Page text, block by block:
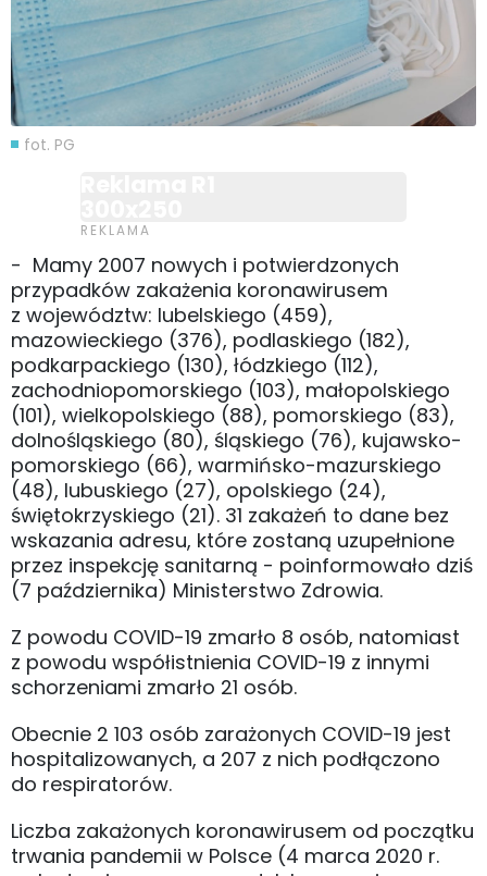
fot. PG
- Mamy 2007 nowych i potwierdzonych
przypadków zakażenia koronawirusem
z województw: lubelskiego (459),
mazowieckiego (376), podlaskiego (182),
podkarpackiego (130), łódzkiego (112),
zachodniopomorskiego (103), małopolskiego
(101), wielkopolskiego (88), pomorskiego (83),
dolnośląskiego (80), śląskiego (76), kujawsko-
pomorskiego (66), warmińsko-mazurskiego
(48), lubuskiego (27), opolskiego (24),
świętokrzyskiego (21). 31 zakażeń to dane bez
wskazania adresu, które zostaną uzupełnione
przez inspekcję sanitarną - poinformowało dziś
(7 października) Ministerstwo Zdrowia.
Z powodu COVID-19 zmarło 8 osób, natomiast
z powodu współistnienia COVID-19 z innymi
schorzeniami zmarło 21 osób.
Obecnie 2 103 osób zarażonych COVID-19 jest
hospitalizowanych, a 207 z nich podłączono
do respiratorów.
Liczba zakażonych koronawirusem od początku
trwania pandemii w Polsce (4 marca 2020 r.